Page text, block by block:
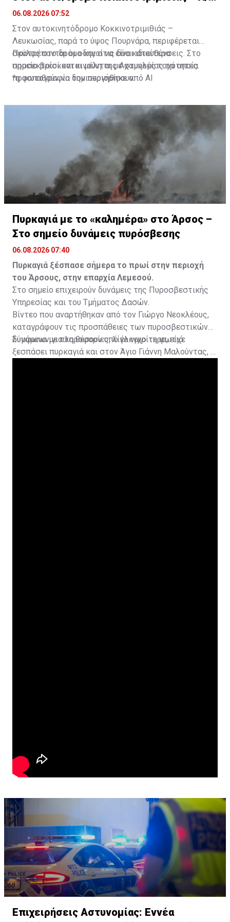
σίας
06.08.2026 07:52
Στον αυτοκινητόδρομο Κοκκινοτριμιθιάς –
Λευκωσίας, παρά το ύψος Πουρνάρα, περιφέρεται
σκύλος στο δρόμο και στις δύο κατευθύνσεις. Στο
σημείο βρίσκονται μέλη της Αστυνομίας τα οποία
προσπαθούν να τον περιορίσουν.
Προτρέπονται οι οδηγοί να είναι ιδιαίτερα
προσεκτικοί και κινούνται με χαμηλές ταχύτητες.
*η φωτογραφία δημιουργήθηκε από ΑΙ
Πυρκαγιά με το «καλημέρα» στο Άρσος –
Στο σημείο δυνάμεις πυρόσβεσης
06.08.2026 07:40
Πυρκαγιά ξέσπασε σήμερα το πρωί στην περιοχή
του Άρσους, στην επαρχία Λεμεσού.
Στο σημείο επιχειρούν δυνάμεις της Πυροσβεστικής
Υπηρεσίας και του Τμήματος Δασών.
Βίντεο που αναρτήθηκαν από τον Γιώργο Νεοκλέους,
καταγράφουν τις προσπάθειες των πυροσβεστικών
δυνάμεων για να θέσουν υπό έλεγχο τη φωτιά.
Σύμφωνα με πληροφορίες, λίγο νωρίτερα, είχε
ξεσπάσει πυρκαγιά και στον Άγιο Γιάννη Μαλούντας, η
Επιχειρήσεις Αστυνομίας: Εννέα